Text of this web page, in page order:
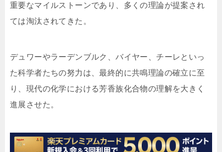
重要なマイルストーンであり、多くの理論が提案され
ては淘汰されてきた。
デュワーやラーデンブルク、バイヤー、チーレといっ
た科学者たちの努力は、最終的に共鳴理論の確立に至
り、現代の化学における芳香族化合物の理解を大きく
進展させた。